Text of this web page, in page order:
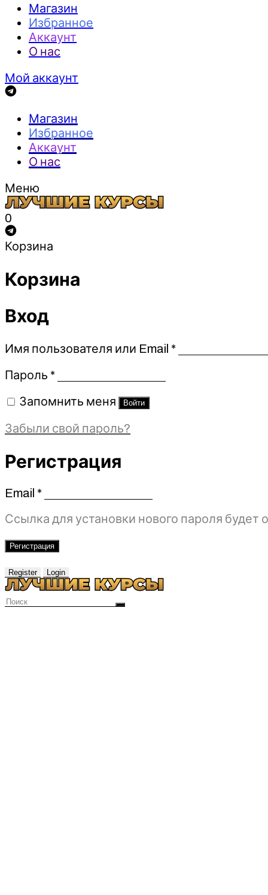
Магазин
Избранное
Аккаунт
О нас
Мой аккаунт
Магазин
Избранное
Аккаунт
О нас
Меню
0
Корзина
Корзина
Вход
Имя пользователя или Email *Обязательно
Пароль *Обязательно
Запомнить меня Войти
Забыли свой пароль?
Регистрация
Email *Обязательно
Ссылка для установки нового пароля
Регистрация
Register Login